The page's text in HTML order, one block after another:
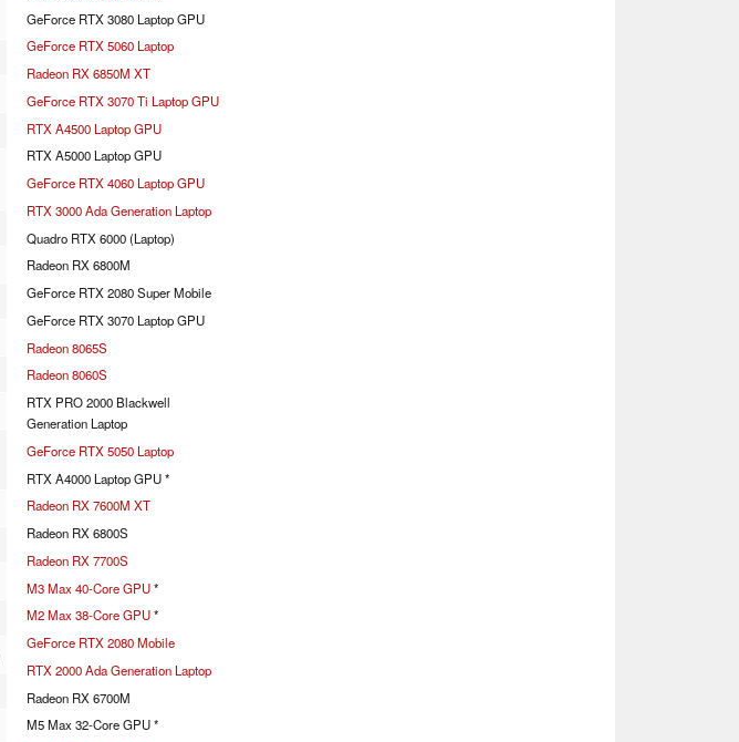
GeForce RTX 3080 Laptop GPU
GeForce RTX 5060 Laptop
Radeon RX 6850M XT
GeForce RTX 3070 Ti Laptop GPU
RTX A4500 Laptop GPU
RTX A5000 Laptop GPU
GeForce RTX 4060 Laptop GPU
RTX 3000 Ada Generation Laptop
Quadro RTX 6000 (Laptop)
Radeon RX 6800M
GeForce RTX 2080 Super Mobile
GeForce RTX 3070 Laptop GPU
Radeon 8065S
Radeon 8060S
RTX PRO 2000 Blackwell
Generation Laptop
GeForce RTX 5050 Laptop
RTX A4000 Laptop GPU *
Radeon RX 7600M XT
Radeon RX 6800S
Radeon RX 7700S
M3 Max 40-Core GPU*
M2 Max 38-Core GPU*
GeForce RTX 2080 Mobile
RTX 2000 Ada Generation Laptop
Radeon RX 6700M
M5 Max 32-Core GPU *